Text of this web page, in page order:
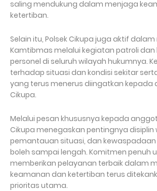
saling mendukung dalam menjaga
ketertiban.
Selain itu, Polsek Cikupa juga aktif
Kamtibmas melalui kegiatan patroli dan
personel di seluruh wilayah hukumnya.
terhadap situasi dan kondisi sekitar
yang terus menerus diingatkan kepada
Cikupa.
Melalui pesan khususnya kepada
Cikupa menegaskan pentingnya disiplin
pemantauan situasi, dan
boleh sampai lengah. Komitmen penuh
memberikan pelayanan terbaik dalam
keamanan dan ketertiban terus
prioritas utama.